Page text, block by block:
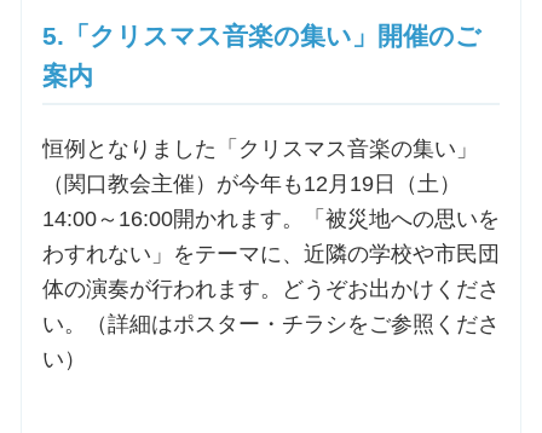
5.「クリスマス音楽の集い」開催のご
案内
恒例となりました「クリスマス音楽の集い」
（関口教会主催）が今年も12月19日（土）
14:00～16:00開かれます。「被災地への思いを
わすれない」をテーマに、近隣の学校や市民団
体の演奏が行われます。どうぞお出かけくださ
い。（詳細はポスター・チラシをご参照くださ
い）